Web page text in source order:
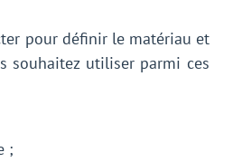
pour définir le matériau et
souhaitez utiliser parmi ces
;